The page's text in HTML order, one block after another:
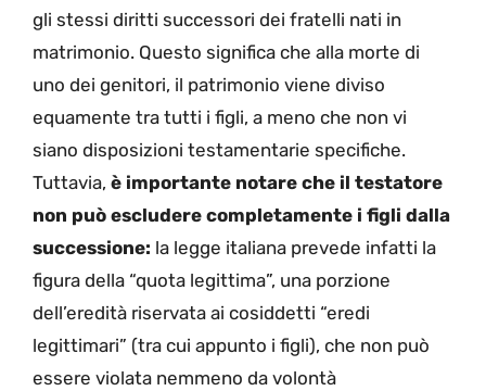
gli stessi diritti successori dei fratelli nati in
matrimonio. Questo significa che alla morte di
uno dei genitori, il patrimonio viene diviso
equamente tra tutti i figli, a meno che non vi
siano disposizioni testamentarie specifiche.
Tuttavia, è importante notare che il testatore
non può escludere completamente i figli dalla
successione: la legge italiana prevede infatti la
figura della “quota legittima”, una porzione
dell’eredità riservata ai cosiddetti “eredi
legittimari” (tra cui appunto i figli), che non può
essere violata nemmeno da volontà